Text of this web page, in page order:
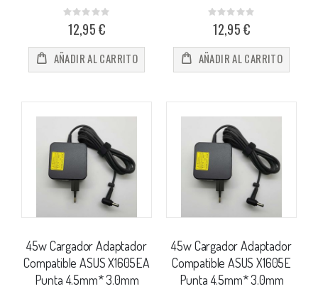
Rating:
0%12,95 €
AÑADIR AL CARRITO
Rating:
0%12,95 €
AÑADIR AL CARRITO
45w Cargador Adaptador
Compatible ASUS X1605EA
Punta 4.5mm* 3.0mm
45w Cargador Adaptador
Compatible ASUS X1605E
Punta 4.5mm* 3.0mm